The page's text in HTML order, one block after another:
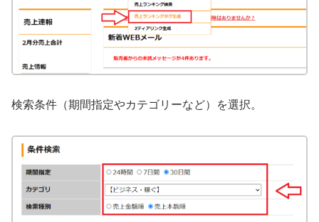
検索条件（期間指定やカテゴリーなど）を選択。